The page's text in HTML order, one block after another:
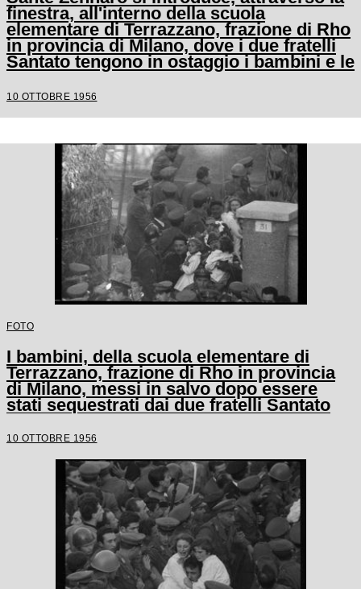
finestra, all'interno della scuola
elementare di Terrazzano, frazione di Rho
in provincia di Milano, dove i due fratelli
Santato tengono in ostaggio i bambini e le
tre maestre
10 OTTOBRE 1956
FOTO
I bambini, della scuola elementare di
Terrazzano, frazione di Rho in provincia
di Milano, messi in salvo dopo essere
stati sequestrati dai due fratelli Santato
10 OTTOBRE 1956